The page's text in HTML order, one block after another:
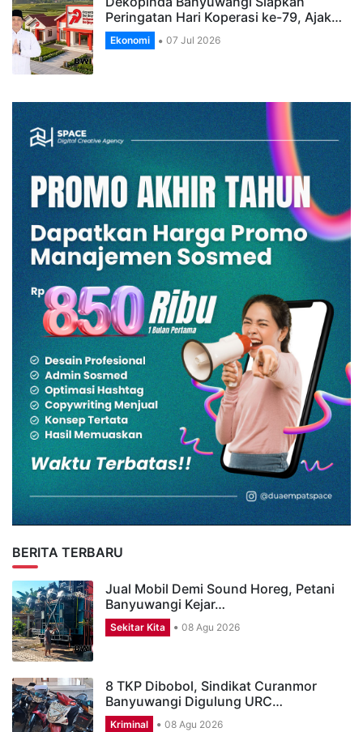
Peringatan Hari Koperasi ke-79, Ajak…
Ekonomi 07 Jul 2026
BERITA TERBARU
Jual Mobil Demi Sound Horeg, Petani
Banyuwangi Kejar…
Sekitar Kita 08 Agu 2026
8 TKP Dibobol, Sindikat Curanmor
Banyuwangi Digulung URC…
Kriminal 08 Agu 2026